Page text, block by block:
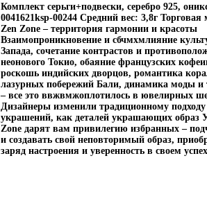
Комплект серьги+подвески, серебро 925,
0041621ksp-00244 Средний вес: 3,8г
Zen Zone – территория гармонии и красоты
Взаимопроникновение и сбчмхмлияние
Запада, сочетание контрастов и
неонового Токио, обаяние французских
роскошь индийских дворцов, романтика
лазурных побережий Бали, динамика моды и
– все это ввжвмжоплотилось в ювелирных
Дизайнеры изменили традиционному подходу
украшений, как деталей украшающих образ
Zone дарят вам привилегию избранных –
и создавать свой неповторимый образ,
заряд настроения и уверенность в своем